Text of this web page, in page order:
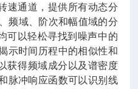
速通道，提供所有动态分
频域、阶次和幅值域的分
可以轻松寻找到噪声中的
示时间历程中的相似性和
获得频域成分以及谱密度
脉冲响应函数可以识别线